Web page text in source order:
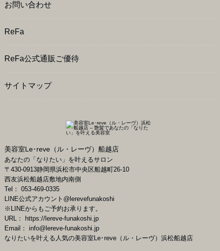
お問い合わせ
ReFa
ReFa公式通販ご優待
サイトマップ
美容室Le･reve（ル・レーヴ）船越店
あなたの「なりたい」を叶えるサロン
〒 430-0913静岡県浜松市中央区船越町26-10
西友浜松船越店敷地内南側
Tel： 053-469-0335
LINE公式アカウント @lerevefunakoshi
※LINEからもご予約お承ります。
URL： https://lereve-funakoshi.jp
Email： info@lereve-funakoshi.jp
なりたいを叶える人気の美容室Le･reve（ル・レーヴ）浜松船越店